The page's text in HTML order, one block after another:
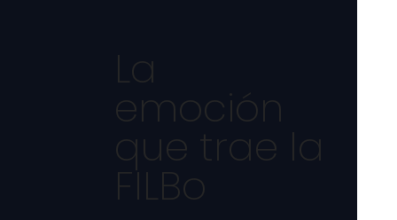
La
emoción
que trae la
FILBo